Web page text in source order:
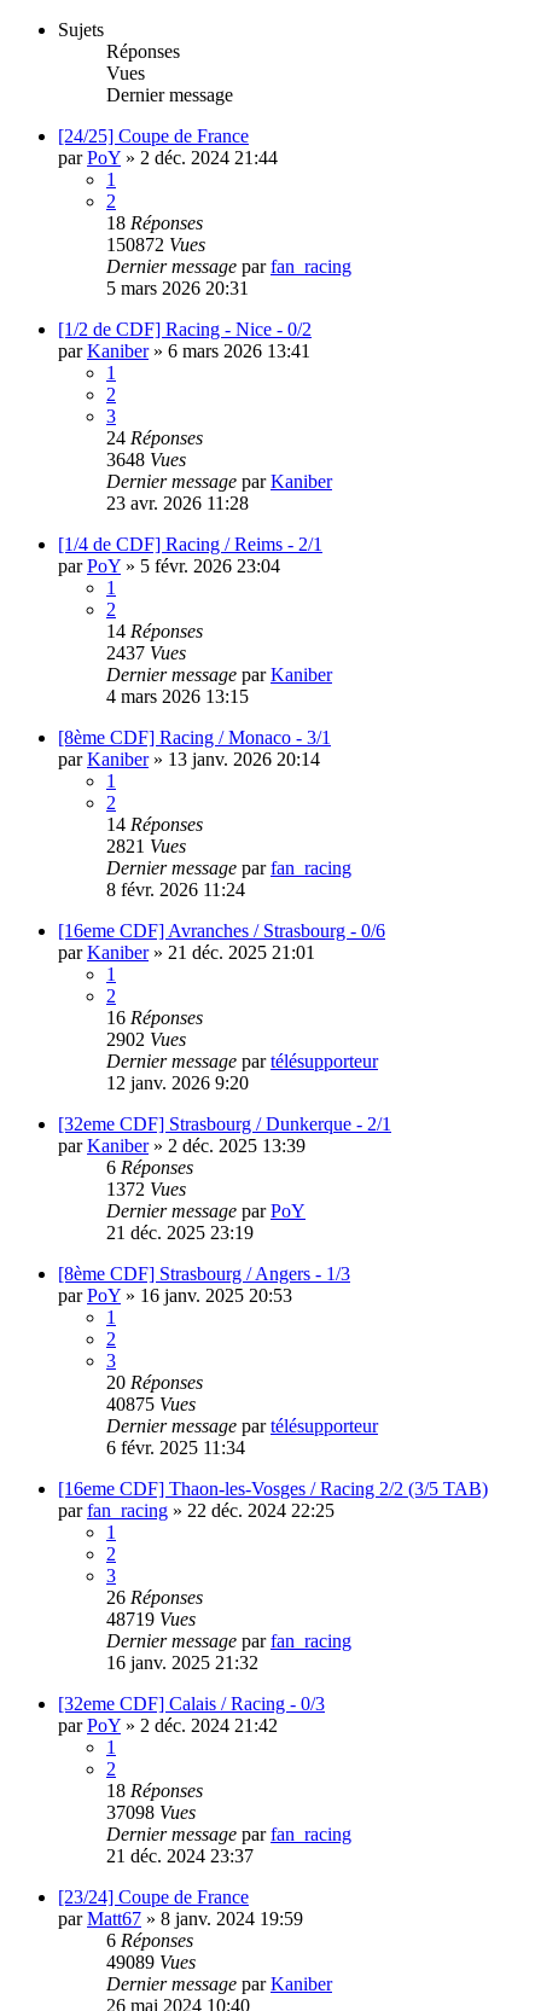
Sujets
Réponses
Vues
Dernier message
[24/25] Coupe de France
parPoY » 2 déc. 2024 21:44
1
2
18 Réponses
150872 Vues
Dernier message parfan_racing
5 mars 2026 20:31
[1/2 de CDF] Racing - Nice - 0/2
parKaniber» 6 mars 2026 13:41
1
2
3
24 Réponses
3648 Vues
Dernier message parKaniber
23 avr. 2026 11:28
[1/4 de CDF] Racing / Reims - 2/1
parPoY » 5 févr. 2026 23:04
1
2
14 Réponses
2437 Vues
Dernier message parKaniber
4 mars 2026 13:15
[8ème CDF] Racing / Monaco - 3/1
parKaniber» 13 janv. 2026 20:14
1
2
14 Réponses
2821 Vues
Dernier message parfan_racing
8 févr. 2026 11:24
[16eme CDF] Avranches / Strasbourg - 0/6
parKaniber» 21 déc. 2025 21:01
1
2
16 Réponses
2902 Vues
Dernier message partélésupporteur
12 janv. 2026 9:20
[32eme CDF] Strasbourg / Dunkerque - 2/1
parKaniber» 2 déc. 2025 13:39
6 Réponses
1372 Vues
Dernier message parPoY
21 déc. 2025 23:19
[8ème CDF] Strasbourg / Angers - 1/3
parPoY » 16 janv. 2025 20:53
1
2
3
20 Réponses
40875 Vues
Dernier message partélésupporteur
6 févr. 2025 11:34
[16eme CDF] Thaon-les-Vosges / Racing 2/2 (3/5 TAB)
parfan_racing » 22 déc. 2024 22:25
1
2
3
26 Réponses
48719 Vues
Dernier message parfan_racing
16 janv. 2025 21:32
[32eme CDF] Calais / Racing - 0/3
parPoY » 2 déc. 2024 21:42
1
2
18 Réponses
37098 Vues
Dernier message parfan_racing
21 déc. 2024 23:37
[23/24] Coupe de France
parMatt67 » 8 janv. 2024 19:59
6 Réponses
49089 Vues
Dernier message parKaniber
26 mai 2024 10:40